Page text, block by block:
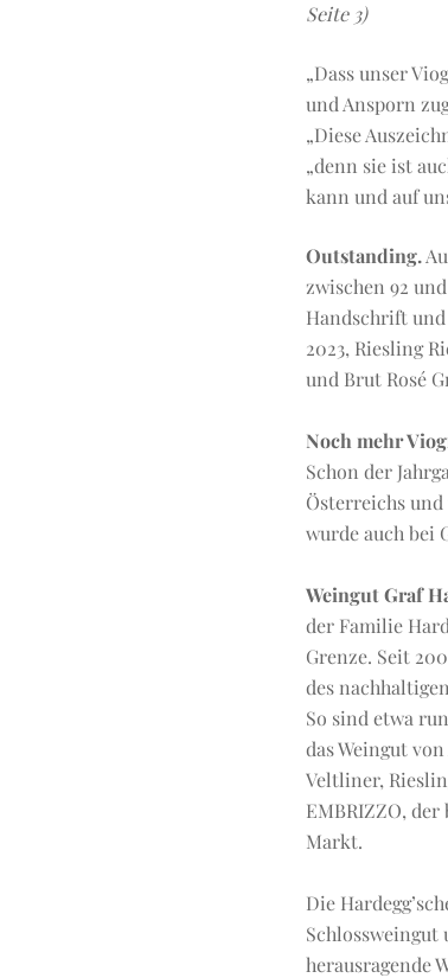
Seite 3)
„Dass unser
und Ansporn
„Diese
„denn sie ist
kann und auf
Outstanding.
zwischen 92
Handschrift
2023, Riesling
und Brut Rosé
Noch mehr
Schon der
Österreichs
wurde auch bei
Weingut Graf
der Familie
Grenze. Seit
des
So sind etwa
das Weingut
Veltliner,
EMBRIZZO,
Markt.
Die
herausragende